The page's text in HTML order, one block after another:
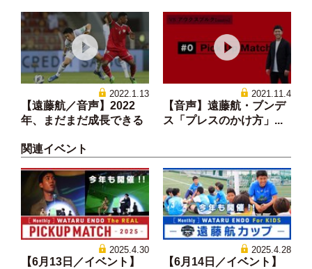
2022.1.13
【遠藤航／音声】2022
年、まだまだ成長できる
2021.11.4
【音声】遠藤航・ブンデ
ス「プレスのかけ方」...
関連イベント
2025.4.30
【6月13日／イベント】
2025.4.28
【6月14日／イベント】